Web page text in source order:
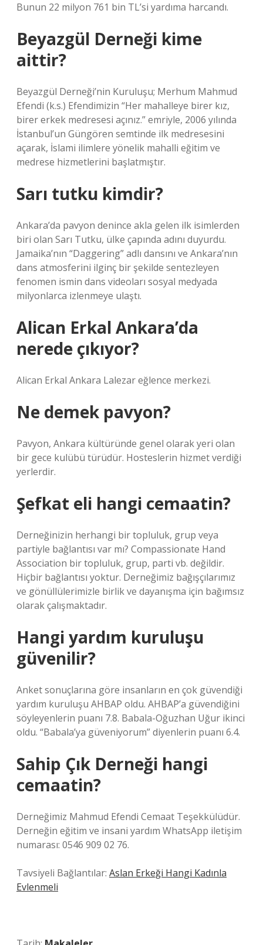
Bunun 22 milyon 761 bin TL’si yardıma harcandı.
Beyazgül Derneği kime
aittir?
Beyazgül Derneği’nin Kuruluşu; Merhum Mahmud
Efendi (k.s.) Efendimizin “Her mahalleye birer kız,
birer erkek medresesi açınız.” emriyle, 2006 yılında
İstanbul’un Güngören semtinde ilk medresesini
açarak, İslami ilimlere yönelik mahalli eğitim ve
medrese hizmetlerini başlatmıştır.
Sarı tutku kimdir?
Ankara’da pavyon denince akla gelen ilk isimlerden
biri olan Sarı Tutku, ülke çapında adını duyurdu.
Jamaika’nın “Daggering” adlı dansını ve Ankara’nın
dans atmosferini ilginç bir şekilde sentezleyen
fenomen ismin dans videoları sosyal medyada
milyonlarca izlenmeye ulaştı.
Alican Erkal Ankara’da
nerede çıkıyor?
Alican Erkal Ankara Lalezar eğlence merkezi.
Ne demek pavyon?
Pavyon, Ankara kültüründe genel olarak yeri olan
bir gece kulübü türüdür. Hosteslerin hizmet verdiği
yerlerdir.
Şefkat eli hangi cemaatin?
Derneğinizin herhangi bir topluluk, grup veya
partiyle bağlantısı var mı? Compassionate Hand
Association bir topluluk, grup, parti vb. değildir.
Hiçbir bağlantısı yoktur. Derneğimiz bağışçılarımız
ve gönüllülerimizle birlik ve dayanışma için bağımsız
olarak çalışmaktadır.
Hangi yardım kuruluşu
güvenilir?
Anket sonuçlarına göre insanların en çok güvendiği
yardım kuruluşu AHBAP oldu. AHBAP’a güvendiğini
söyleyenlerin puanı 7.8. Babala-Oğuzhan Uğur ikinci
oldu. “Babala’ya güveniyorum” diyenlerin puanı 6.4.
Sahip Çık Derneği hangi
cemaatin?
Derneğimiz Mahmud Efendi Cemaat Teşekkülüdür.
Derneğin eğitim ve insani yardım WhatsApp iletişim
numarası: 0546 909 02 76.
Tavsiyeli Bağlantılar: Aslan Erkeği Hangi Kadınla
Evlenmeli